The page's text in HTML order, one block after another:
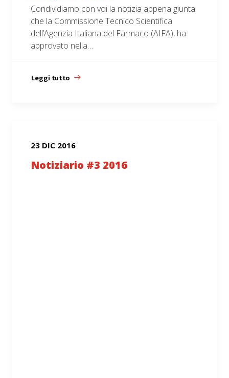
Condividiamo con voi la notizia appena giunta
che la Commissione Tecnico Scientifica
dell’Agenzia Italiana del Farmaco (AIFA), ha
approvato nella…
Leggi tutto
23 DIC 2016
Notiziario #3 2016